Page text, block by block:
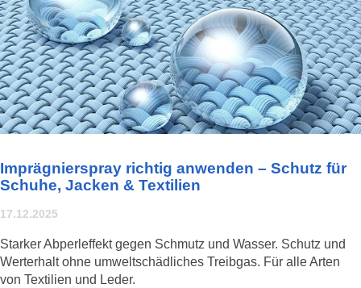
Imprägnierspray richtig anwenden – Schutz für
Schuhe, Jacken & Textilien
17.12.2025
Starker Abperleffekt gegen Schmutz und Wasser. Schutz und
Werterhalt ohne umweltschädliches Treibgas. Für alle Arten
von Textilien und Leder.